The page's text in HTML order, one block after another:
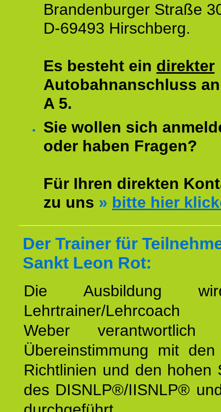
Brandenburger Straße
D-69493 Hirschberg.
Es besteht ein direkter
Autobahnanschluss
A 5.
Sie wollen sich
oder haben Fragen?
Für Ihren direkten
zu uns » bitte hier
Der Trainer für
Sankt Leon Rot:
Die Ausbildung
Lehrtrainer/Lehrcoach
Weber
Übereinstimmung mit den
Richtlinien und den hohen
des DISNLP®/IISNLP®